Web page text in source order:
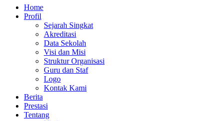
Home
Profil
Sejarah Singkat
Akreditasi
Data Sekolah
Visi dan Misi
Struktur Organisasi
Guru dan Staf
Logo
Kontak Kami
Berita
Prestasi
Tentang